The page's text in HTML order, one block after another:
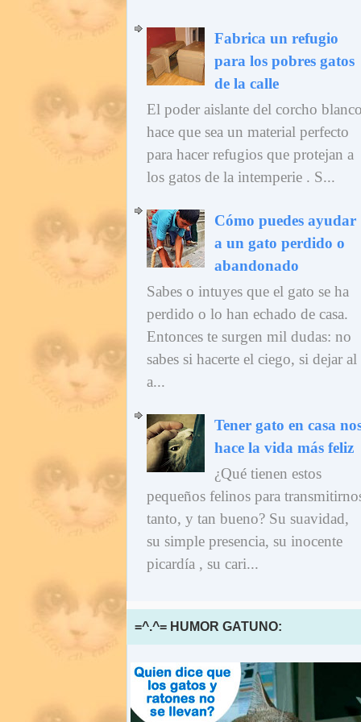
Fabrica un refugio
para los pobres gatos
de la calle
El poder aislante del corcho
hace que sea un material perfecto
para hacer refugios que protejan a
los gatos de la intemperie . S...
Cómo puedes ayudar
a un gato perdido o
abandonado
Sabes o intuyes que el gato se ha
perdido o lo han echado de casa.
Entonces te surgen mil dudas: no
sabes si hacerte el ciego, si dejar al
a...
Tener gato en casa
hace la vida más feliz
¿Qué tienen estos
pequeños felinos para
tanto, y tan bueno? Su suavidad,
su simple presencia, su inocente
picardía , su cari...
=^.^= HUMOR GATUNO: